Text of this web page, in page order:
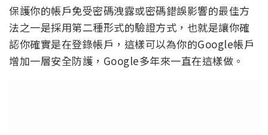
保護你的帳戶免受密碼洩露或密碼錯誤影響的最佳方
法之一是採用第二種形式的驗證方式，也就是讓你確
認你確實是在登錄帳戶，這樣可以為你的Google帳戶
增加一層安全防護，Google多年來一直在這樣做。